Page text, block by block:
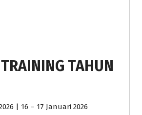
TAHUN
| 16 – 17 Januari 2026